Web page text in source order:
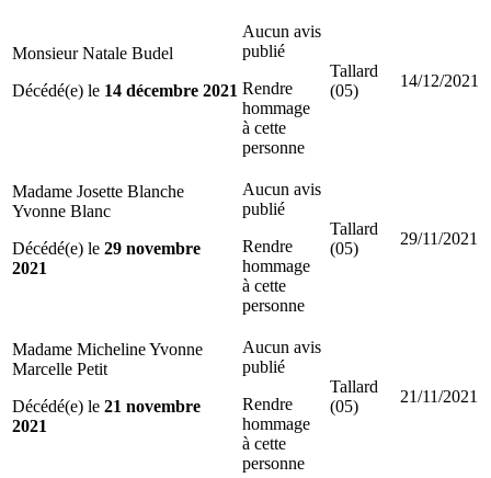
Monsieur Natale Budel
Décédé(e) le 14 décembre 2021
Aucun avis
publié
Rendre
hommage
à cette
personne
Tallard
(05)
14/12/2021
Madame Josette Blanche
Yvonne Blanc
Décédé(e) le 29 novembre
2021
Aucun avis
publié
Rendre
hommage
à cette
personne
Tallard
(05)
29/11/2021
Madame Micheline Yvonne
Marcelle Petit
Décédé(e) le 21 novembre
2021
Aucun avis
publié
Rendre
hommage
à cette
personne
Tallard
(05)
21/11/2021